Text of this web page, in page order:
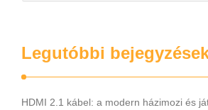
Legutóbbi
HDMI 2.1 kábel: a modern házimozi és